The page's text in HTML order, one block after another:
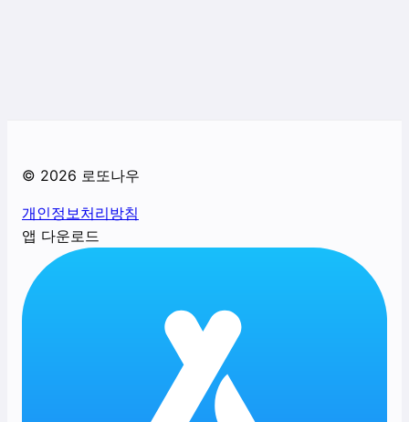
© 2026 로또나우
개인정보처리방침
앱 다운로드